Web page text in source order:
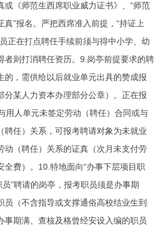
或《师范生西席职业威力证书》、“师范
”报名。严把西席准入前提，“持证上
正在打点聘任手续前须与得中小学、幼
者则打消聘任资历。9.岗亭前提要求的聘
的，需供给以后就业单元出具的赞成报
分某人力资本办理部分公章）。正在报
用人单元未签定劳动（聘任）合同或与
聘任）关系，可报考聘请对象为未就业
动（聘任）关系的证真（次月未支付劳
全费）。10.特地面向“办事下层项目职
员”聘请的岗亭，报考职员须是办事期
员（不含指导或支撑通俗高校结业生到
事期满、查核及格曾经安设入编的职员